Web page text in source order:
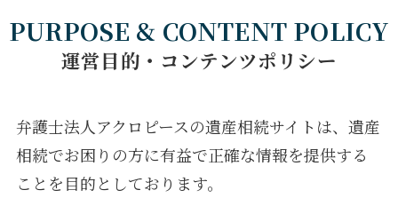
PURPOSE & CONTENT POLICY
運営目的・コンテンツポリシー
弁護士法人アクロピースの遺産相続サイトは、遺産
相続でお困りの方に有益で正確な情報を提供する
ことを目的としております。